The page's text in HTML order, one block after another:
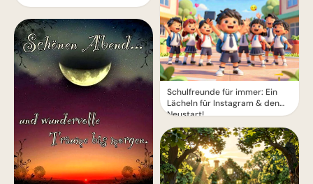
Schulfreunde für immer: Ein
Lächeln für Instagram & den
Neustart!